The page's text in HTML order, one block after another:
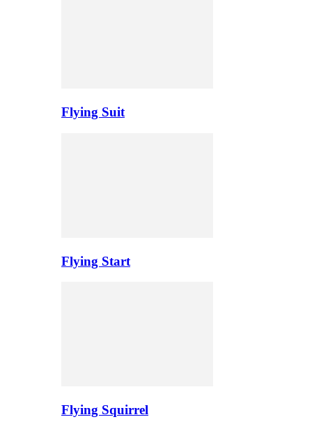
Flying Suit
Flying Start
Flying Squirrel